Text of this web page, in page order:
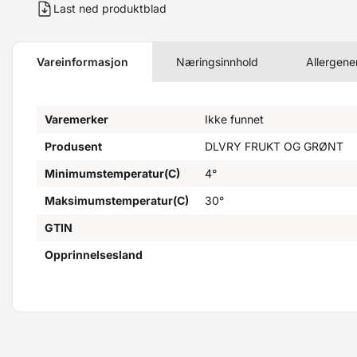
Last ned produktblad
Vareinformasjon Næringsinnhold
Varemerker
Ikke funnet
Produsent
DLVRY FRUKT OG GRØNT
Minimumstemperatur(C)
4°
Maksimumstemperatur(C)
30°
GTIN
Opprinnelsesland